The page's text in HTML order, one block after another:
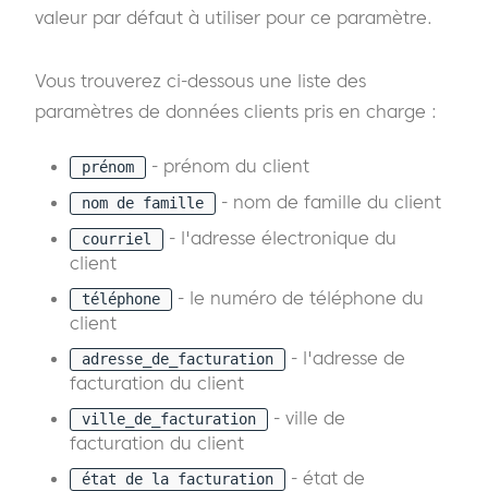
valeur par défaut à utiliser pour ce paramètre.
Vous trouverez ci-dessous une liste des
paramètres de données clients pris en charge :
prénom - prénom du client
nom de famille - nom de famille du client
courriel
- l'adresse électronique du
client
téléphone
- le numéro de téléphone du
client
adresse_de_facturation
- l'adresse de
facturation du client
ville_de_facturation
- ville de
facturation du client
état de la facturation
- état de